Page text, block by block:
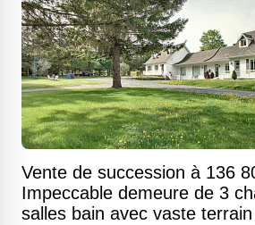
Vente de succession à 136
Impeccable demeure de 3
salles bain avec vaste